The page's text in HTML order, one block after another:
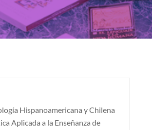
Hispanoamericana y Chilena
Aplicada a la Enseñanza de